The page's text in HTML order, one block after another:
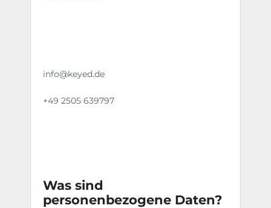
info@keyed.de
+49 2505 639797
Was sind
personenbezogene Daten?